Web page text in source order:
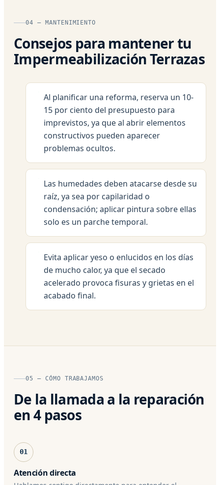
04 — MANTENIMIENTO
Consejos para mantener tu
Impermeabilización Terrazas
Al planificar una reforma, reserva un 10-
15 por ciento del presupuesto para
imprevistos, ya que al abrir elementos
constructivos pueden aparecer
problemas ocultos.
Las humedades deben atacarse desde su
raíz, ya sea por capilaridad o
condensación; aplicar pintura sobre ellas
solo es un parche temporal.
Evita aplicar yeso o enlucidos en los días
de mucho calor, ya que el secado
acelerado provoca fisuras y grietas en el
acabado final.
05 — CÓMO TRABAJAMOS
De la llamada a la reparación
en 4 pasos
01
Atención directa